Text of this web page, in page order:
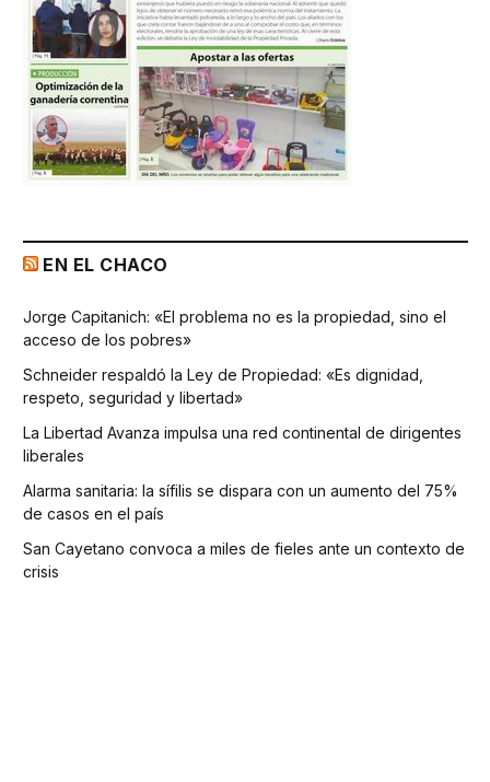
EN EL CHACO
Jorge Capitanich: «El problema no es la propiedad, sino el
acceso de los pobres»
Schneider respaldó la Ley de Propiedad: «Es dignidad,
respeto, seguridad y libertad»
La Libertad Avanza impulsa una red continental de dirigentes
liberales
Alarma sanitaria: la sífilis se dispara con un aumento del 75%
de casos en el país
San Cayetano convoca a miles de fieles ante un contexto de
crisis